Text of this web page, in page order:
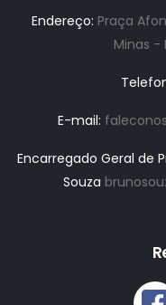
Endereço: Praça
Minas -
E-mail:
Encarregado Geral de
Souza